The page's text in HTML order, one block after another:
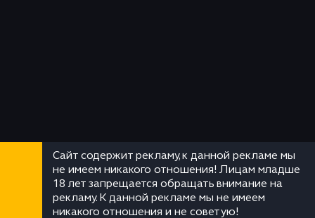
Сайт содержит рекламу, к данной рекламе мы
не имеем никакого отношения! Лицам младше
18 лет запрещается обращать внимание на
рекламу. К данной рекламе мы не имеем
никакого отношения и не советую!